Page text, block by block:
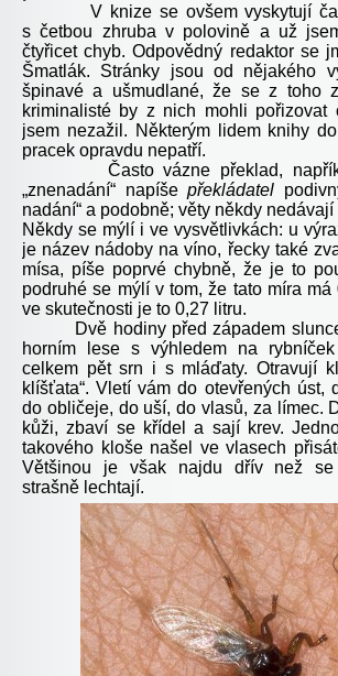
V knize se ovšem vyskytují
s četbou zhruba v polovině a už
čtyřicet chyb. Odpovědný redaktor se
Šmatlák. Stránky jsou od nějakého
špinavé a ušmudlané, že se z toho
kriminalisté by z nich mohli pořizovat
jsem nezažil. Některým lidem knihy
pracek opravdu nepatří.
Často vázne překlad,
„znenadání“ napíšepřekládatel
nadání“ a podobně; věty někdy
Někdy se mýlí i ve vysvětlivkách: u
je název nádoby na víno, řecky také
mísa, píše poprvé chybně, že je to
podruhé se mýlí v tom, že tato míra má
ve skutečnosti je to 0,27 litru.
Dvě hodiny před západem slunce
horním lese s výhledem na
celkem pět srn i s mláďaty. Otravují
klíšťata“. Vletí vám do otevřených úst,
do obličeje, do uší, do vlasů, za límec.
kůži, zbaví se křídel a sají krev.
takového kloše našel ve vlasech
Většinou je však najdu dřív než se
strašně lechtají.